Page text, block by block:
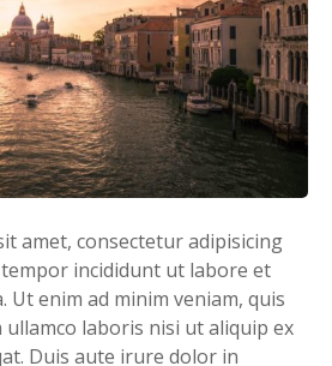
amet, consectetur adipisicing
incididunt ut labore et
Ut enim ad minim veniam, quis
laboris nisi ut aliquip ex
Duis aute irure dolor in